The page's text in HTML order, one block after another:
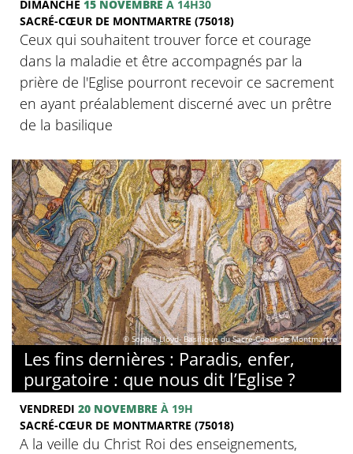
DIMANCHE 15 NOVEMBRE À 14H30
SACRÉ-CŒUR DE MONTMARTRE (75018)
Ceux qui souhaitent trouver force et courage
dans la maladie et être accompagnés par la
prière de l'Eglise pourront recevoir ce sacrement
en ayant préalablement discerné avec un prêtre
de la basilique
© Sophie Lloyd- Basilique du Sacré-Coeur de Montmartre
Les fins dernières : Paradis, enfer,
purgatoire : que nous dit l’Eglise ?
VENDREDI 20 NOVEMBRE À 19H
SACRÉ-CŒUR DE MONTMARTRE (75018)
A la veille du Christ Roi des enseignements,